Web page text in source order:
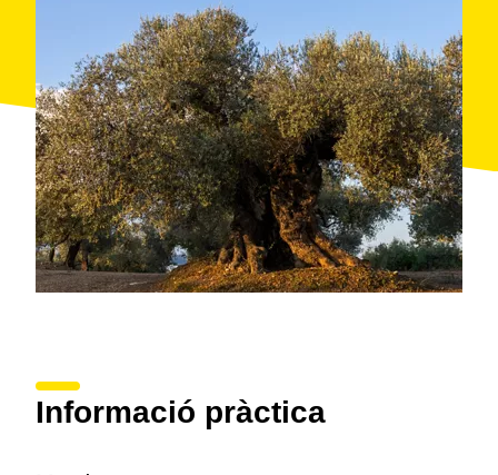
Informació pràctica